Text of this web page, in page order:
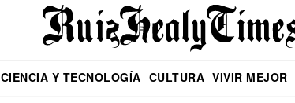
CIENCIA Y TECNOLOGÍA CULTURA VIVIR MEJOR